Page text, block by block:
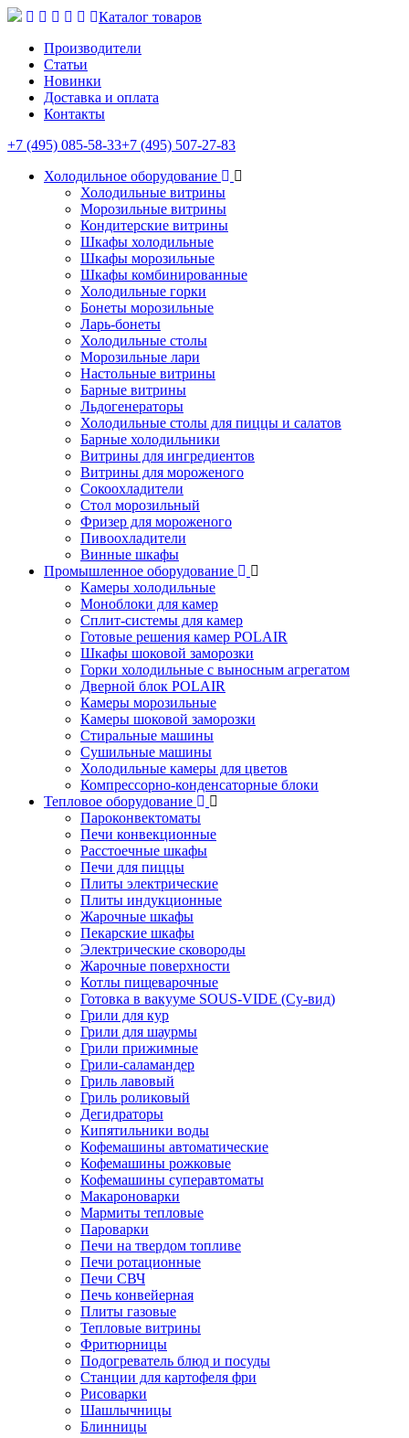
Каталог товаров
Производители
Статьи
Новинки
Доставка и оплата
Контакты
+7 (495) 085-58-33+7 (495) 507-27-83
Холодильное оборудование
Холодильные витрины
Морозильные витрины
Кондитерские витрины
Шкафы холодильные
Шкафы морозильные
Шкафы комбинированные
Холодильные горки
Бонеты морозильные
Ларь-бонеты
Холодильные столы
Морозильные лари
Настольные витрины
Барные витрины
Льдогенераторы
Холодильные столы для пиццы и салатов
Барные холодильники
Витрины для ингредиентов
Витрины для мороженого
Сокоохладители
Стол морозильный
Фризер для мороженого
Пивоохладители
Винные шкафы
Промышленное оборудование
Камеры холодильные
Моноблоки для камер
Сплит-системы для камер
Готовые решения камер POLAIR
Шкафы шоковой заморозки
Горки холодильные с выносным агрегатом
Дверной блок POLAIR
Камеры морозильные
Камеры шоковой заморозки
Стиральные машины
Сушильные машины
Холодильные камеры для цветов
Компрессорно-конденсаторные блоки
Тепловое оборудование
Пароконвектоматы
Печи конвекционные
Расстоечные шкафы
Печи для пиццы
Плиты электрические
Плиты индукционные
Жарочные шкафы
Пекарские шкафы
Электрические сковороды
Жарочные поверхности
Котлы пищеварочные
Готовка в вакууме SOUS-VIDE (Су-вид)
Грили для кур
Грили для шаурмы
Грили прижимные
Грили-саламандер
Гриль лавовый
Гриль роликовый
Дегидраторы
Кипятильники воды
Кофемашины автоматические
Кофемашины рожковые
Кофемашины суперавтоматы
Макароноварки
Мармиты тепловые
Пароварки
Печи на твердом топливе
Печи ротационные
Печи СВЧ
Печь конвейерная
Плиты газовые
Тепловые витрины
Фритюрницы
Подогреватель блюд и посуды
Станции для картофеля фри
Рисоварки
Шашлычницы
Блинницы